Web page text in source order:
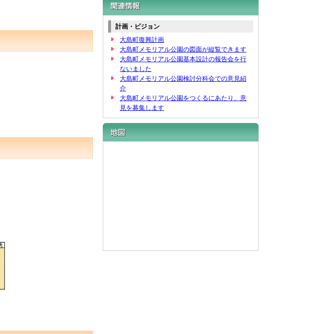
計画・ビジョン
大島町復興計画
大島町メモリアル公園の図面が縦覧できます
大島町メモリアル公園基本設計の報告会を行
ないました
大島町メモリアル公園検討分科会での意見紹
介
大島町メモリアル公園をつくるにあたり、意
見を募集します